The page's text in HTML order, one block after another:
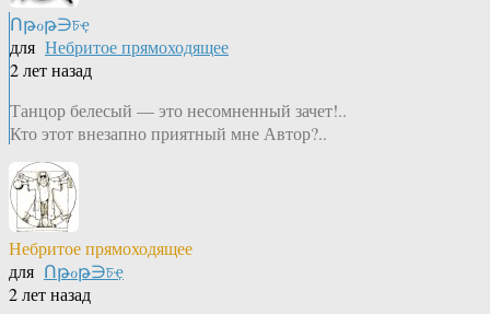
Ոթℴթ∋চҿ
для Небритое прямоходящее
2 лет назад
Танцор белесый — это несомненный зачет!..
Кто этот внезапно приятный мне Автор?..
Небритое прямоходящее
для Ոթℴթ∋চҿ
2 лет назад